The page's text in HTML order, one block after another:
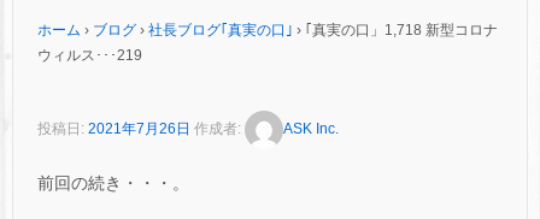
ホーム › ブログ › 社長ブログ｢真実の口｣ › ｢真実の口」1,718 新型コロナ
ウィルス･･･219
投稿日: 2021年7月26日 作成者: ASK Inc.
前回の続き・・・。